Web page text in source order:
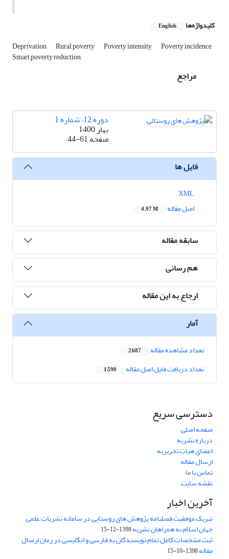
کلیدواژه‌ها English
Deprivation Rural poverty Poverty intensity Poverty incidence
Smart poverty reduction
مراجع
دوره 12، شماره 1
بهار 1400
صفحه44-61
فایل ها
اصل مقاله
4.97 M
سابقه مقاله
هم رسانی
ارجاع به این مقاله
آمار
تعداد مشاهده مقاله 2,687
تعداد دریافت فایل اصل مقاله 1,590
دسترسی سریع
صفحه اصلی
درباره نشریه
اعضای هیات تحریریه
ارسال مقاله
تماس با ما
نقشه سایت
آخرین اخبار
تبریک موفقیت فصلنامه پژوهش های روستایی در سامانه نشریات علمی
جهان اسلام به همراهان نشریه1398-12-15
ثبت مشخصات کامل تمام نویسندگان به فارسی و انگلیسی در زمان ارسال
مقاله1398-10-15